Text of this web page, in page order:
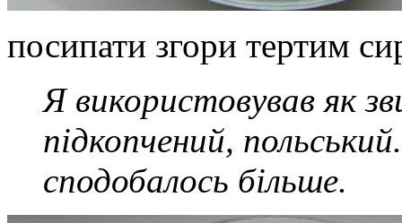
посипати згори тертим
Я використовував як
підкопчений,
сподобалось більше.